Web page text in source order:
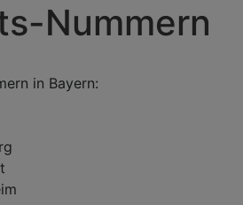
Nummern
in Bayern: